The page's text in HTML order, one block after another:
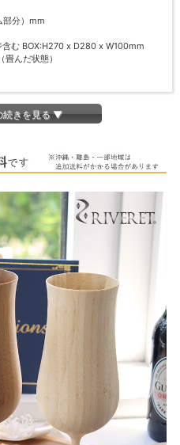
分）mm
む BOX:H270 x D280 x W100mm
んだ状態）
ト（ブラウン、ホワイト）
いたします ※お名前入りの場合は注文か
追加送料がかかる場合があります。
退職祝 各種お祝いなど
続きを見る ▼